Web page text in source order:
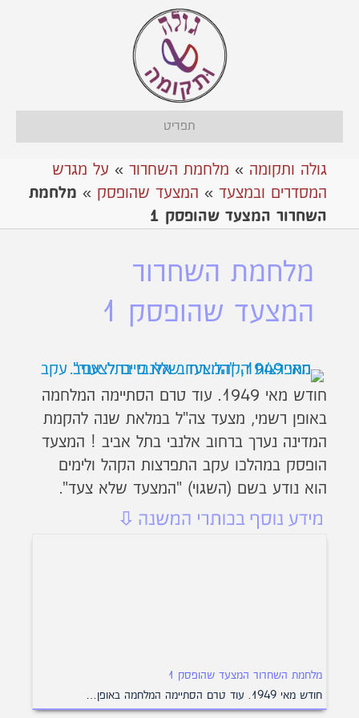
תפריט
גולה ותקומה » מלחמת השחרור » על מגרש
המסדרים ובמצעד » המצעד שהופסק » מלחמת
השחרור המצעד שהופסק 1
מלחמת השחרור
המצעד שהופסק 1
חודש מאי 1949. עוד טרם הסתיימה המלחמה
באופן רשמי, מצעד צה"ל במלאת שנה להקמת
המדינה נערך ברחוב אלנבי בתל אביב ! המצעד
הופסק במהלכו עקב התפרצות הקהל ולימים
הוא נודע בשם (השגוי) "המצעד שלא צעד".
מלחמת השחרור המצעד שהופסק 1
חודש מאי 1949. עוד טרם הסתיימה המלחמה באופן…